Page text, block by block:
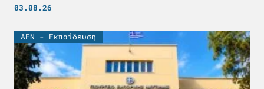
03.08.26
ΑΕΝ - Εκπαίδευση